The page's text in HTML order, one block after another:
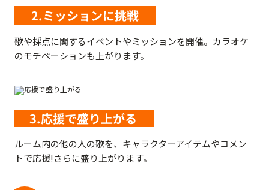
2.ミッションに挑戦
歌や採点に関するイベントやミッションを開催。カラオケ
のモチベーションも上がります。
3.応援で盛り上がる
ルーム内の他の人の歌を、キャラクターアイテムやコメン
トで応援!さらに盛り上がります。